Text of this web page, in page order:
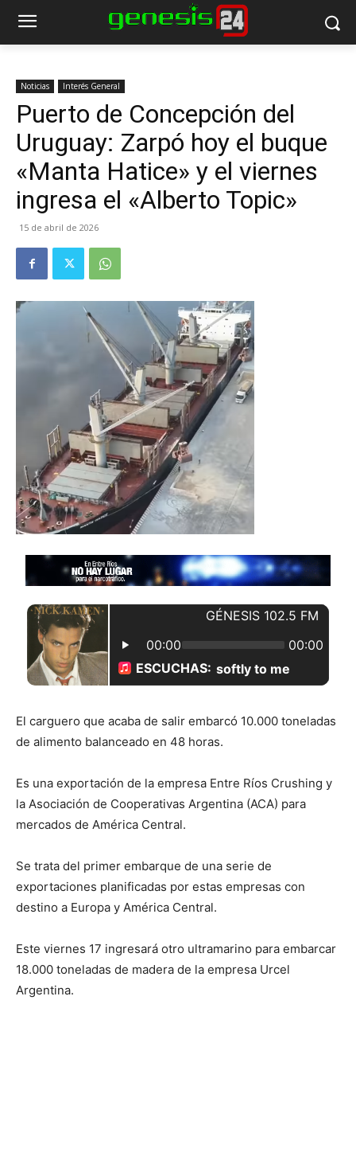
Noticias Interés General
Puerto de Concepción del
Uruguay: Zarpó hoy el buque
«Manta Hatice» y el viernes
ingresa el «Alberto Topic»
15 de abril de 2026
El carguero que acaba de salir embarcó 10.000 toneladas
de alimento balanceado en 48 horas.
Es una exportación de la empresa Entre Ríos Crushing y
la Asociación de Cooperativas Argentina (ACA) para
mercados de América Central.
Se trata del primer embarque de una serie de
exportaciones planificadas por estas empresas con
destino a Europa y América Central.
Este viernes 17 ingresará otro ultramarino para embarcar
18.000 toneladas de madera de la empresa Urcel
Argentina.